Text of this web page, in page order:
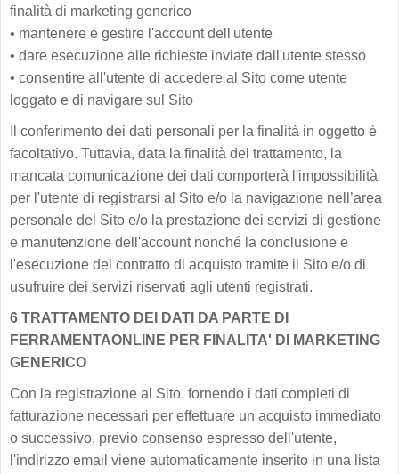
finalità di marketing generico
• mantenere e gestire l'account dell'utente
• dare esecuzione alle richieste inviate dall'utente stesso
• consentire all'utente di accedere al Sito come utente
loggato e di navigare sul Sito
Il conferimento dei dati personali per la finalità in oggetto è
facoltativo. Tuttavia, data la finalità del trattamento, la
mancata comunicazione dei dati comporterà l'impossibilità
per l'utente di registrarsi al Sito e/o la navigazione nell’area
personale del Sito e/o la prestazione dei servizi di gestione
e manutenzione dell'account nonché la conclusione e
l'esecuzione del contratto di acquisto tramite il Sito e/o di
usufruire dei servizi riservati agli utenti registrati.
6 TRATTAMENTO DEI DATI DA PARTE DI
FERRAMENTAONLINE PER FINALITA' DI MARKETING
GENERICO
Con la registrazione al Sito, fornendo i dati completi di
fatturazione necessari per effettuare un acquisto immediato
o successivo, previo consenso espresso dell'utente,
l'indirizzo email viene automaticamente inserito in una lista